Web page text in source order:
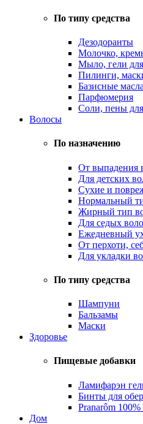
По типу средства
Дезодоранты
Молочко,
Мыло, гели
Пилинги,
Базисные масла
Парфюмерия
Соли, пены
Волосы
По назначению
От выпадения
Для детских
Сухие и
Нормальный
Жирный тип
Для седых
Ежедневный
От перхоти,
Для укладки
По типу средства
Шампуни
Бальзамы
Маски
Здоровье
Пищевые добавки
Ламифарэн
Бинты для
Pranarôm
Дом